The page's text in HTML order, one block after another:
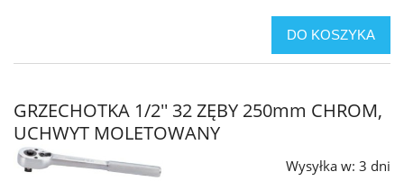
DO KOSZYKA
GRZECHOTKA 1/2'' 32 ZĘBY 250mm CHROM,
UCHWYT MOLETOWANY
Wysyłka w: 3 dni